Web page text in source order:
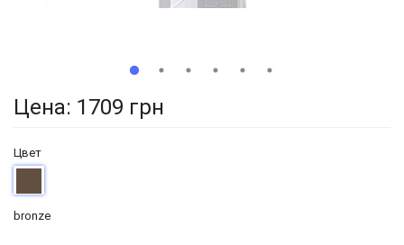
Цена: 1709 грн
Цвет
bronze